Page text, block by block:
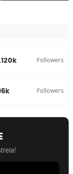
Followers
Followers